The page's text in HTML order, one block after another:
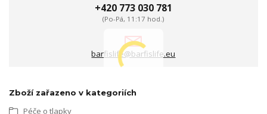
+420 773 030 781
(Po-Pá, 11:17 hod.)
barfislife@barfislife.eu
Zboží zařazeno v kategoriích
Péče o tlapky